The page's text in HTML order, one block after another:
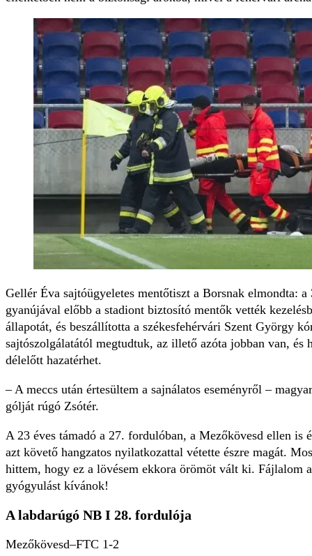
Gellér Éva sajtóügyeletes mentőtiszt a Borsnak elmondta:
gyanújával előbb a stadiont biztosító mentők vették
állapotát, és beszállította a székesfehérvári Szent György
sajtószolgálatától megtudtuk, az illető azóta jobban van,
délelőtt hazatérhet.
– A meccs után értesültem a sajnálatos eseményről –
gólját rúgó Zsótér.
A 23 éves támadó a 27. fordulóban, a Mezőkövesd ellen is
azt követő hangzatos nyilatkozattal vétette észre magát.
hittem, hogy ez a lövésem ekkora örömöt vált ki. Fájlalom
gyógyulást kívánok!
A labdarúgó NB I 28. fordulója
Mezőkövesd–FTC 1-2